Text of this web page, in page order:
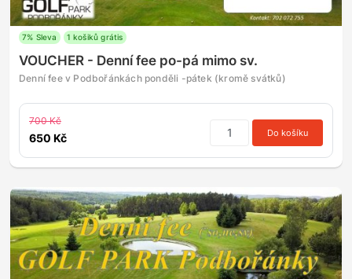
7% Sleva 1 košiků grátis
VOUCHER - Denní fee po-pá mimo sv.
Denní fee v Podbořánkách ponděli -pátek (kromě svátků)
700 Kč
650 Kč Do košíku